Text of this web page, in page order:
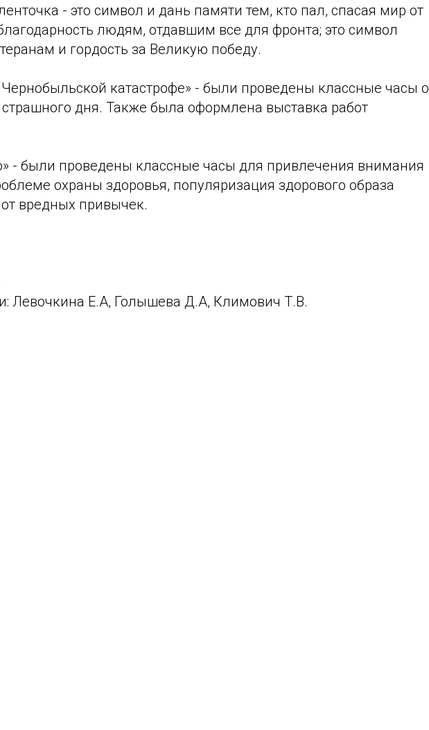
- это символ и дань памяти тем, кто пал, спасая мир от
людям, отдавшим все для фронта; это символ
и гордость за Великую победу.
катастрофе» - были проведены классные часы о
страшного дня. Также была оформлена выставка работ
- были проведены классные часы для привлечения внимания
охраны здоровья, популяризация здорового образа
вредных привычек.
Левочкина Е.А, Голышева Д.А, Климович Т.В.